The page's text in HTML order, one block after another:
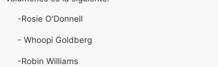
-Rosie O'Donnell
- Whoopi Goldberg
-Robin Williams